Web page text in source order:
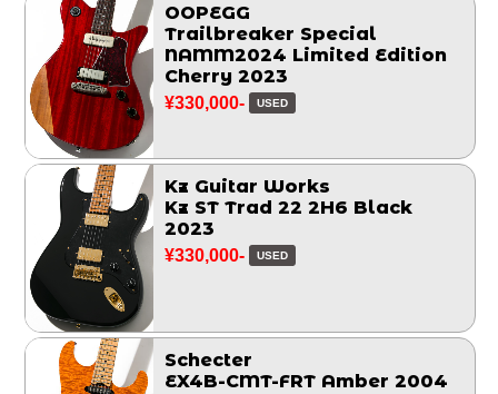
OOPEGG
Trailbreaker Special
NAMM2024 Limited Edition
Cherry 2023
¥330,000- USED
Kz Guitar Works
Kz ST Trad 22 2H6 Black
2023
¥330,000- USED
Schecter
EX4B-CMT-FRT Amber 2004